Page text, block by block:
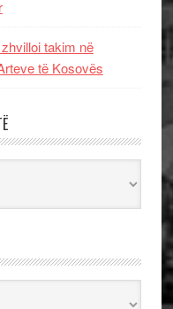
takim në
të Kosovës